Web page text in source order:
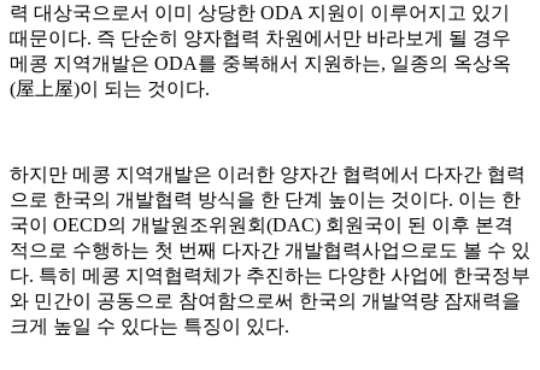
력 대상국으로서 이미 상당한 ODA 지원이 이루어지고 있기
때문이다. 즉 단순히 양자협력 차원에서만 바라보게 될 경우
메콩 지역개발은 ODA를 중복해서 지원하는, 일종의 옥상옥
(屋上屋)이 되는 것이다.
하지만 메콩 지역개발은 이러한 양자간 협력에서 다자간 협력
으로 한국의 개발협력 방식을 한 단계 높이는 것이다. 이는 한
국이 OECD의 개발원조위원회(DAC) 회원국이 된 이후 본격
적으로 수행하는 첫 번째 다자간 개발협력사업으로도 볼 수 있
다. 특히 메콩 지역협력체가 추진하는 다양한 사업에 한국정부
와 민간이 공동으로 참여함으로써 한국의 개발역량 잠재력을
크게 높일 수 있다는 특징이 있다.